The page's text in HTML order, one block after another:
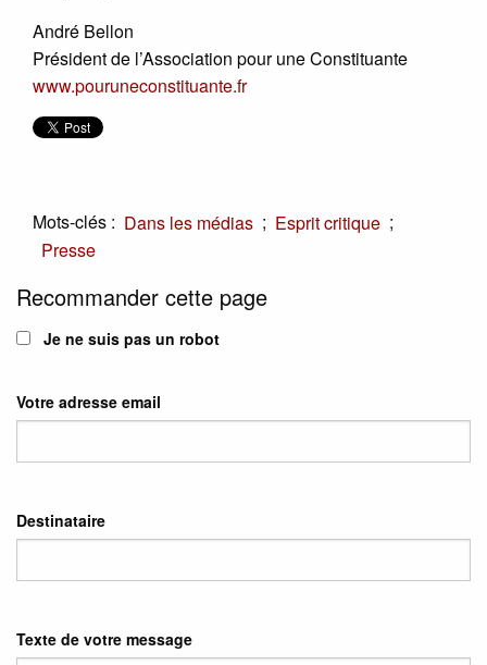
André Bellon
Président de l’Association pour une Constituante
www.pouruneconstituante.fr
Mots-clés : Dans les médias ; Esprit critique ;
Presse
Recommander cette page
Je ne suis pas un robot
Votre adresse email
Destinataire
Texte de votre message